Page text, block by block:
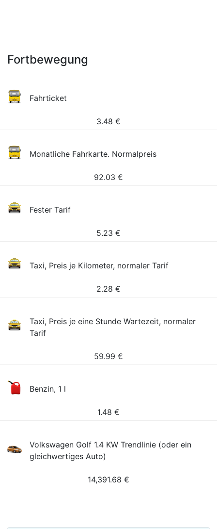
Fortbewegung
Fahrticket
3.48 €
Monatliche Fahrkarte. Normalpreis
92.03 €
Fester Tarif
5.23 €
Taxi, Preis je Kilometer, normaler Tarif
2.28 €
Taxi, Preis je eine Stunde Wartezeit, normaler
Tarif
59.99 €
Benzin, 1 l
1.48 €
Volkswagen Golf 1.4 KW Trendlinie (oder ein
gleichwertiges Auto)
14,391.68 €